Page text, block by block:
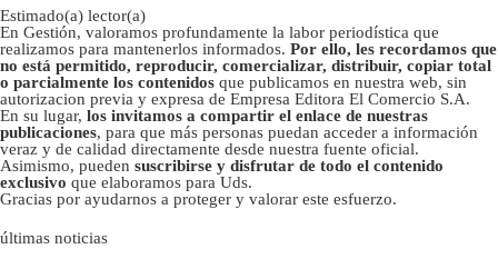
Estimado(a) lector(a)
En Gestión, valoramos profundamente la labor periodística que
realizamos para mantenerlos informados. Por ello, les recordamos que
no está permitido, reproducir, comercializar, distribuir, copiar total
o parcialmente los contenidos que publicamos en nuestra web, sin
autorizacion previa y expresa de Empresa Editora El Comercio S.A.
En su lugar, los invitamos a compartir el enlace de nuestras
publicaciones, para que más personas puedan acceder a información
veraz y de calidad directamente desde nuestra fuente oficial.
Asimismo, pueden suscribirse y disfrutar de todo el contenido
exclusivo que elaboramos para Uds.
Gracias por ayudarnos a proteger y valorar este esfuerzo.
últimas noticias